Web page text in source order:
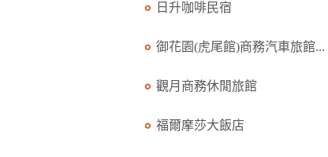
日升咖啡民宿
御花園(虎尾館)商務汽車旅館...
觀月商務休閒旅館
福爾摩莎大飯店